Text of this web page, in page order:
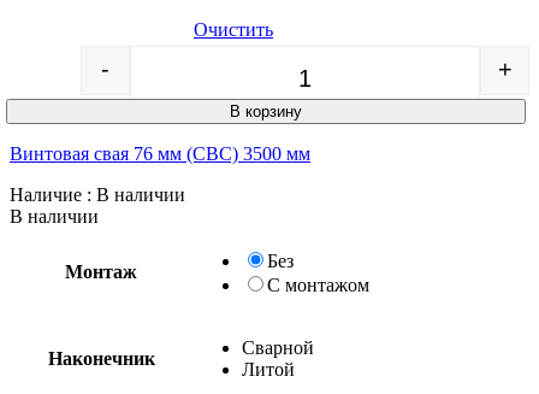
Очистить
Quantity
- +
В корзину
Винтовая свая 76 мм (СВС) 3500 мм
Наличие : В наличии
В наличии
Монтаж
Без
С монтажом
Наконечник
Сварной
Литой